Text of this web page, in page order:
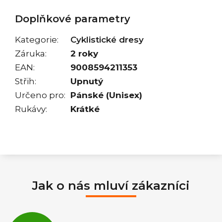
Doplňkové parametry
Kategorie:
Cyklistické dresy
Záruka:
2 roky
EAN:
9008594211353
Střih:
Upnutý
Určeno pro: Pánské (Unisex)
Rukávy: Krátké
Jak o nás mluví zákazníci